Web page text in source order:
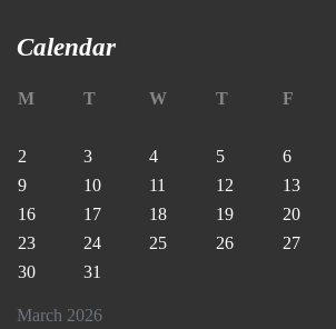
Calendar
March 2026
M T W T F
2
3 4 5 6
9
10 11 12 13
16
17 18 19 20
23
24 25 26 27
30
31